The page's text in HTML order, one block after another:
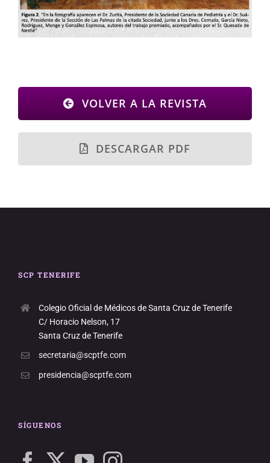
VOLVER A LA REVISTA
DESCARGAR PDF
SCP TENERIFE
Colegio Oficial de Médicos de Santa Cruz de Tenerife
C/ Horacio Nelson, 17
Santa Cruz de Tenerife
secretaria@scptfe.com
presidencia@scptfe.com
SÍGUENOS